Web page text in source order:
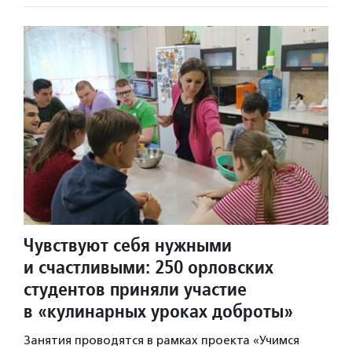
Чувствуют себя нужными
и счастливыми: 250 орловских
студентов приняли участие
в «кулинарных уроках доброты»
Занятия проводятся в рамках проекта «Учимся